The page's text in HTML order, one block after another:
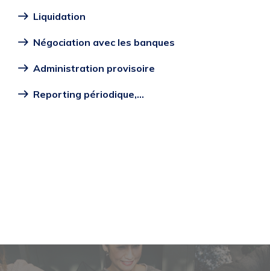
Liquidation
Négociation avec les banques
Administration provisoire
Reporting périodique,...